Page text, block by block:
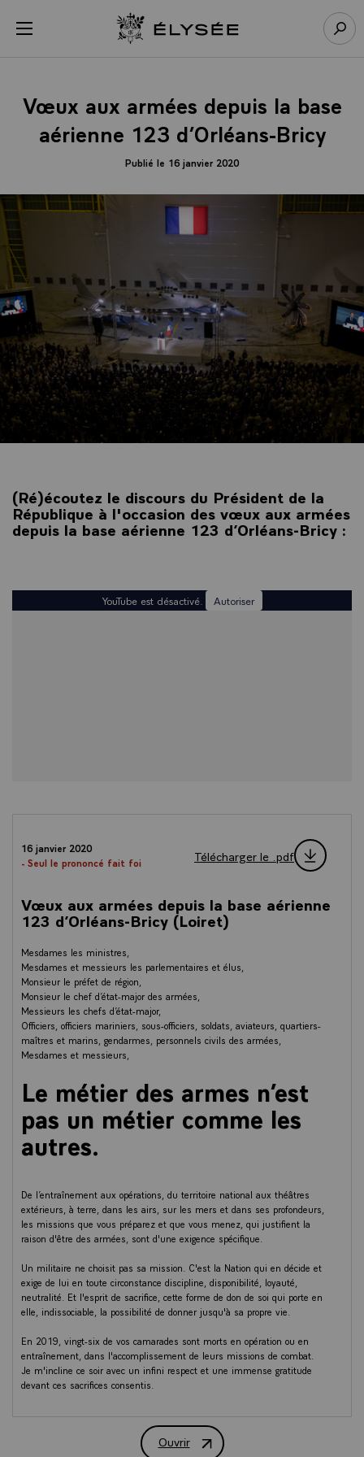
menu Retour à l’accueil Élysée
Vœux aux armées depuis la base
aérienne 123 d’Orléans-Bricy
Publié le 16 janvier 2020
(Ré)écoutez le discours du Président de la
République à l'occasion des vœux aux armées
depuis la base aérienne 123 d’Orléans-Bricy :
YouTube est désactivé. Autoriser
16 janvier 2020
- Seul le prononcé fait foi
Télécharger le .pdf
Vœux aux armées depuis la base aérienne
123 d’Orléans-Bricy (Loiret)
Mesdames les ministres,
Mesdames et messieurs les parlementaires et élus,
Monsieur le préfet de région,
Monsieur le chef d’état-major des armées,
Messieurs les chefs d’état-major,
Officiers, officiers mariniers, sous-officiers, soldats, aviateurs, quartiers-
maîtres et marins, gendarmes, personnels civils des armées,
Mesdames et messieurs,
Le métier des armes n’est
pas un métier comme les
autres.
De l’entraînement aux opérations, du territoire national aux théâtres
extérieurs, à terre, dans les airs, sur les mers et dans ses profondeurs,
les missions que vous préparez et que vous menez, qui justifient la
raison d'être des armées, sont d'une exigence spécifique.
Un militaire ne choisit pas sa mission. C'est la Nation qui en décide et
exige de lui en toute circonstance discipline, disponibilité, loyauté,
neutralité. Et l'esprit de sacrifice, cette forme de don de soi qui porte en
elle, indissociable, la possibilité de donner jusqu'à sa propre vie.
En 2019, vingt-six de vos camarades sont morts en opération ou en
entraînement, dans l'accomplissement de leurs missions de combat.
Je m'incline ce soir avec un infini respect et une immense gratitude
devant ces sacrifices consentis.
janvier 2019, ces deux pilotes, deux officiers de l'armée de l'air
disparaissaient lors d'une mission d'entraînement, à bord de leur
Ouvrir
Vœux aux armées depuis la base
Panneau de gestion des cookies